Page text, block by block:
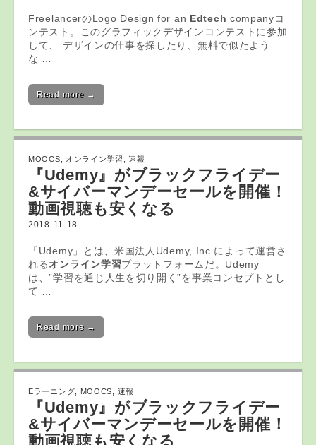
FreelancerのLogo Design for an Edtech companyコ
ンテスト。このグラフィックデザインコンテストに参加
して、 デザインの仕事を探したり、無料で似たよう
な …
Read more →
MOOCS オンライン学習 ,速報
『Udemy』がブラックフライデー
&サイバーマンデーセールを開催！
動画視聴も安くなる
2018-11-18
「Udemy」とは、米国法人Udemy, Inc.によって運営さ
れるオンライン学習プラットフォームだ。Udemy
は、”学習を通じ人生を切り開く”を事業コンセプトとし
て …
Read more →
Eラーニング MOOCS 速報
『Udemy』がブラックフライデー
&サイバーマンデーセールを開催！
動画視聴も安くなる